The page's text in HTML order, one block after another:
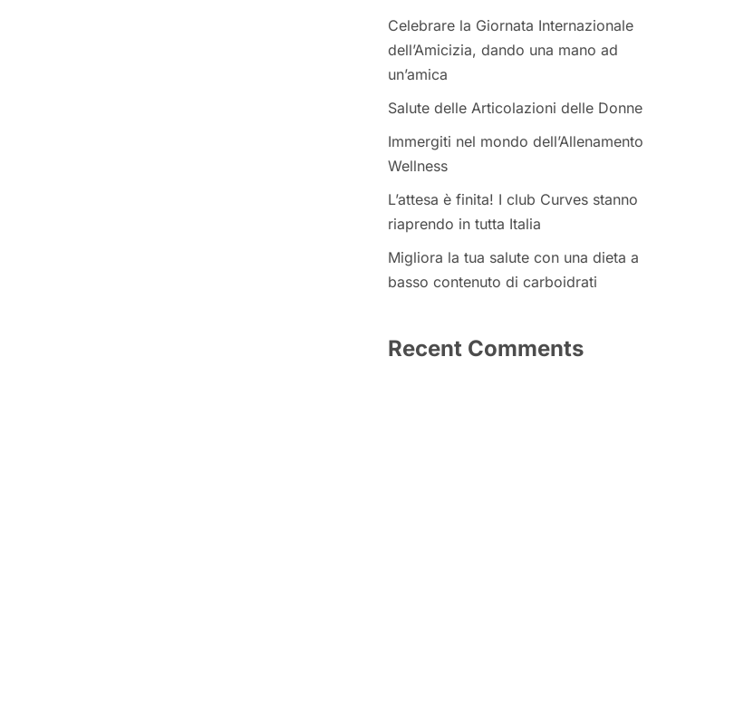
Celebrare la Giornata Internazionale
dell’Amicizia, dando una mano ad
un’amica
Salute delle Articolazioni delle Donne
Immergiti nel mondo dell’Allenamento
Wellness
L’attesa è finita! I club Curves stanno
riaprendo in tutta Italia
Migliora la tua salute con una dieta a
basso contenuto di carboidrati
Recent Comments